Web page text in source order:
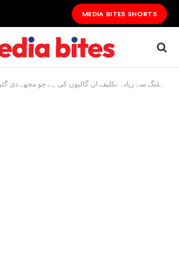
MEDIA BITES SHORTS
‘شیلنگ سے زیادہ تکلیف ان گالیوں کی ہے جو مجھے دی